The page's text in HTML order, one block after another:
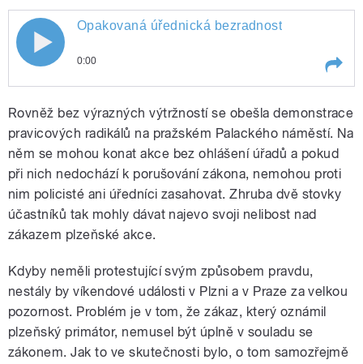
Opakovaná úřednická bezradnost
0:00
Rovněž bez výrazných výtržností se obešla demonstrace
pravicových radikálů na pražském Palackého náměstí. Na
něm se mohou konat akce bez ohlášení úřadů a pokud
při nich nedochází k porušování zákona, nemohou proti
nim policisté ani úředníci zasahovat. Zhruba dvě stovky
účastníků tak mohly dávat najevo svoji nelibost nad
zákazem plzeňské akce.
Kdyby neměli protestující svým způsobem pravdu,
nestály by víkendové události v Plzni a v Praze za velkou
pozornost. Problém je v tom, že zákaz, který oznámil
plzeňský primátor, nemusel být úplně v souladu se
zákonem. Jak to ve skutečnosti bylo, o tom samozřejmě